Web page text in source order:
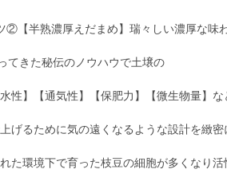
②【半熟濃厚えだまめ】瑞々しい濃厚な味
てきた秘伝のノウハウで土壌の
性】【通気性】【保肥力】【微生物量】な
げるために気の遠くなるような設計を緻密
た環境下で育った枝豆の細胞が多くなり活